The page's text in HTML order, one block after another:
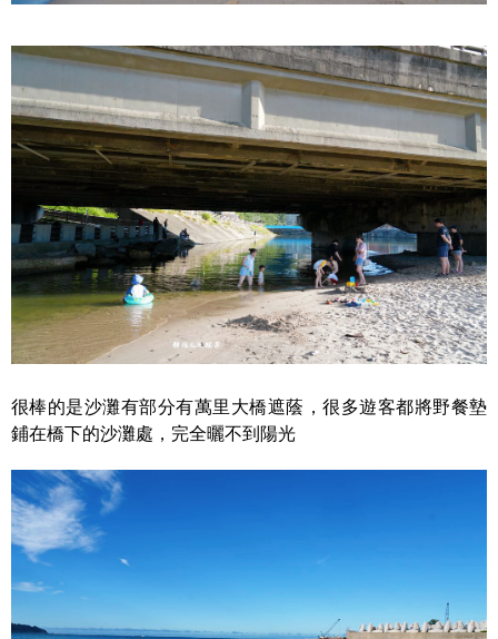
很棒的是沙灘有部分有萬里大橋遮蔭，很多遊客都將野餐墊
鋪在橋下的沙灘處，完全曬不到陽光